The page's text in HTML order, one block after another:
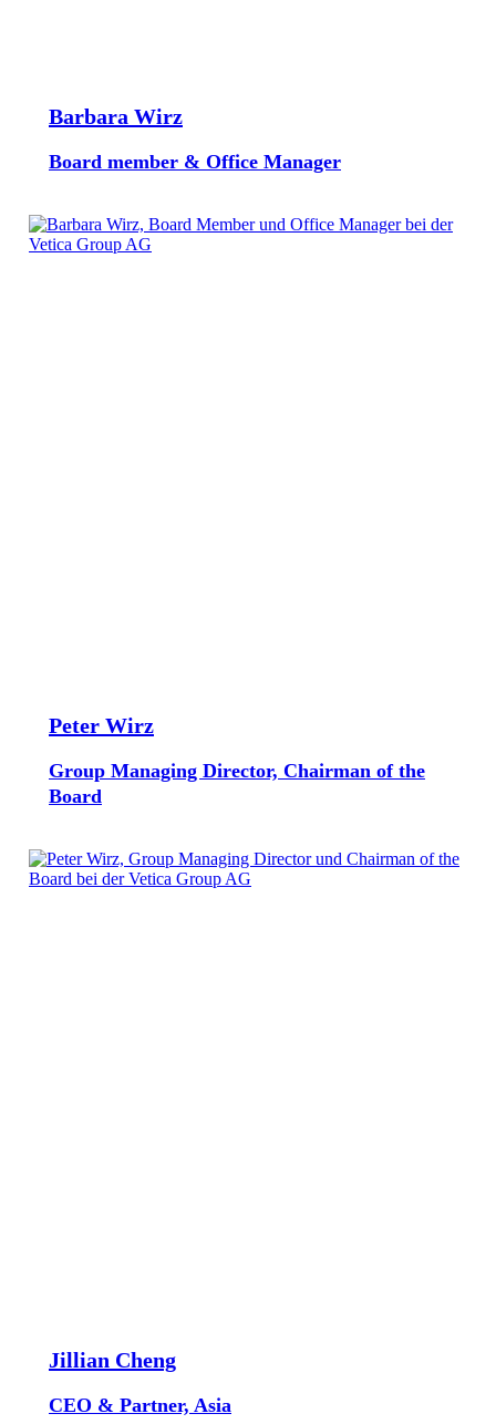
Barbara Wirz
Board member & Office Manager
Peter Wirz
Group Managing Director, Chairman of the
Board
Jillian Cheng
CEO & Partner, Asia